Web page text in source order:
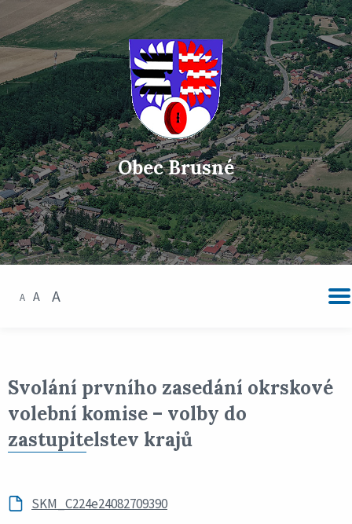
Obec Brusné
A A A
Svolání prvního zasedání okrskové
volební komise – volby do
zastupitelstev krajů
SKM_C224e24082709390